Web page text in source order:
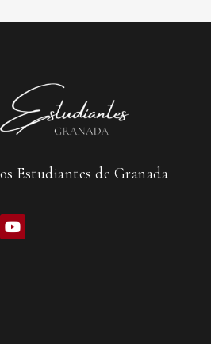
Estudiantes de Granada